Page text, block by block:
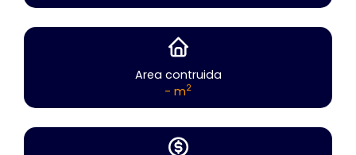
Area contruida
- m2